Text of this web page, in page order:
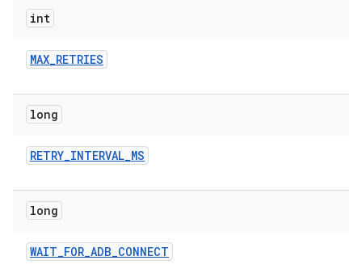
int
MAX_RETRIES
long
RETRY_INTERVAL_MS
long
WAIT_FOR_ADB_CONNECT